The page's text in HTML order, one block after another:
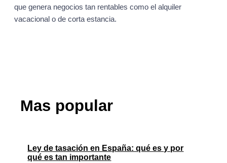
que genera negocios tan rentables como el alquiler
vacacional o de corta estancia.
Mas popular
Ley de tasación en España: qué es y por
qué es tan importante